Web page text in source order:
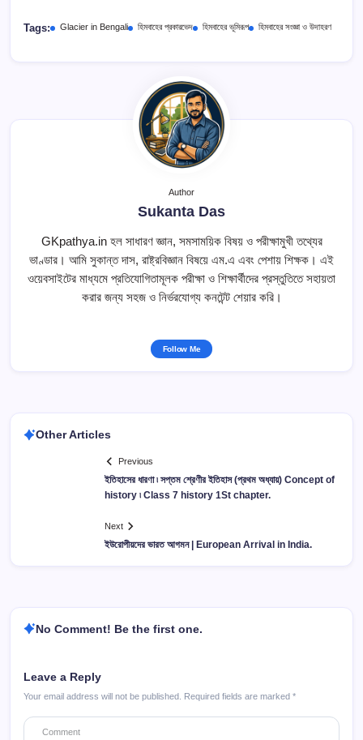
Tags: Glacier in Bengali হিমবাহের প্রকারভেদ হিমবাহের ভূমিরূপ হিমবাহের সংজ্ঞা ও উদাহরণ
Author
Sukanta Das
GKpathya.in হল সাধারণ জ্ঞান, সমসাময়িক বিষয় ও পরীক্ষামুখী তথ্যের
ভাণ্ডার। আমি সুকান্ত দাস, রাষ্ট্রবিজ্ঞান বিষয়ে এম.এ এবং পেশায় শিক্ষক। এই
ওয়েবসাইটের মাধ্যমে প্রতিযোগিতামূলক পরীক্ষা ও শিক্ষার্থীদের প্রস্তুতিতে সহায়তা
করার জন্য সহজ ও নির্ভরযোগ্য কনটেন্ট শেয়ার করি।
Follow Me
Other Articles
Previous
ইতিহাসের ধারণা ৷ সপ্তম শ্রেণীর ইতিহাস (প্রথম অধ্যায়) Concept of
history ৷ Class 7 history 1St chapter.
Next
ইউরোপীয়দের ভারত আগমন | European Arrival in India.
No Comment! Be the first one.
Leave a Reply
Your email address will not be published. Required fields are marked *